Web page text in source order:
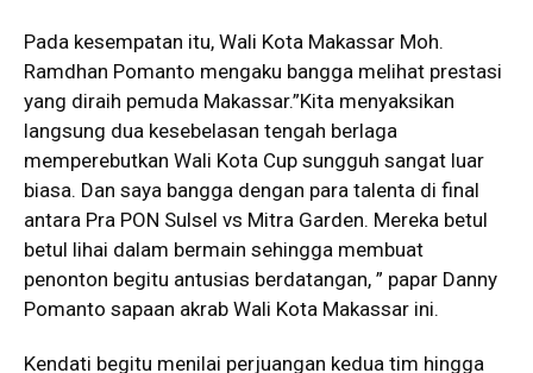
Pada kesempatan itu, Wali Kota Makassar Moh.
Ramdhan Pomanto mengaku bangga melihat prestasi
yang diraih pemuda Makassar.”Kita menyaksikan
langsung dua kesebelasan tengah berlaga
memperebutkan Wali Kota Cup sungguh sangat luar
biasa. Dan saya bangga dengan para talenta di final
antara Pra PON Sulsel vs Mitra Garden. Mereka betul
betul lihai dalam bermain sehingga membuat
penonton begitu antusias berdatangan, ” papar Danny
Pomanto sapaan akrab Wali Kota Makassar ini.
Kendati begitu menilai perjuangan kedua tim hingga